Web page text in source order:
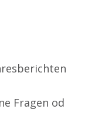
Fragen od